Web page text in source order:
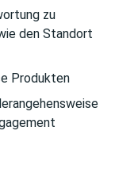
zu
den Standort
Produkten